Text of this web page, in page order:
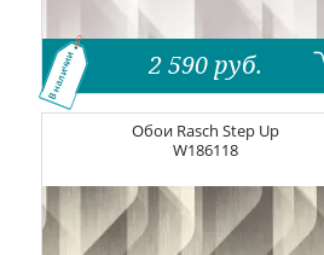
2 590 руб.
В наличии
Обои Rasch Step Up
W186118